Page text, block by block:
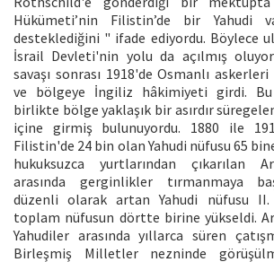
Hükümeti’nin Filistin’de bir Yahudi
desteklediğini " ifade ediyordu. Böylece
İsrail Devleti'nin yolu da açılmış
savaşı sonrası 1918'de Osmanlı
ve bölgeye İngiliz hâkimiyeti girdi.
birlikte bölge yaklaşık bir asırdır
içine girmiş bulunuyordu. 1880 ile
Filistin'de 24 bin olan Yahudi nüfusu 65
hukuksuzca yurtlarından çıkarılan
arasında gerginlikler tırmanmaya
düzenli olarak artan Yahudi nüfusu II.
toplam nüfusun dörtte birine yükseldi.
Yahudiler arasında yıllarca süren
Birleşmiş Milletler nezninde